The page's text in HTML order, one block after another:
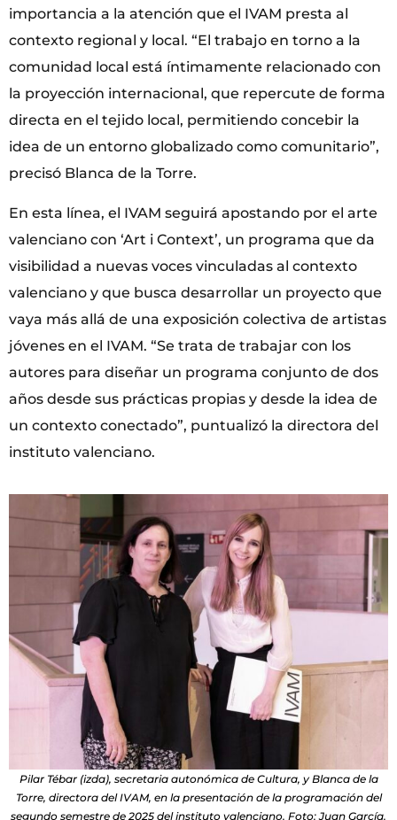
importancia a la atención que el IVAM presta al
contexto regional y local. “El trabajo en torno a la
comunidad local está íntimamente relacionado con
la proyección internacional, que repercute de forma
directa en el tejido local, permitiendo concebir la
idea de un entorno globalizado como comunitario”,
precisó Blanca de la Torre.
En esta línea, el IVAM seguirá apostando por el arte
valenciano con ‘Art i Context’, un programa que da
visibilidad a nuevas voces vinculadas al contexto
valenciano y que busca desarrollar un proyecto que
vaya más allá de una exposición colectiva de artistas
jóvenes en el IVAM. “Se trata de trabajar con los
autores para diseñar un programa conjunto de dos
años desde sus prácticas propias y desde la idea de
un contexto conectado”, puntualizó la directora del
instituto valenciano.
Pilar Tébar (izda), secretaria autonómica de Cultura, y Blanca de la
Torre, directora del IVAM, en la presentación de la programación del
segundo semestre de 2025 del instituto valenciano. Foto: Juan García.